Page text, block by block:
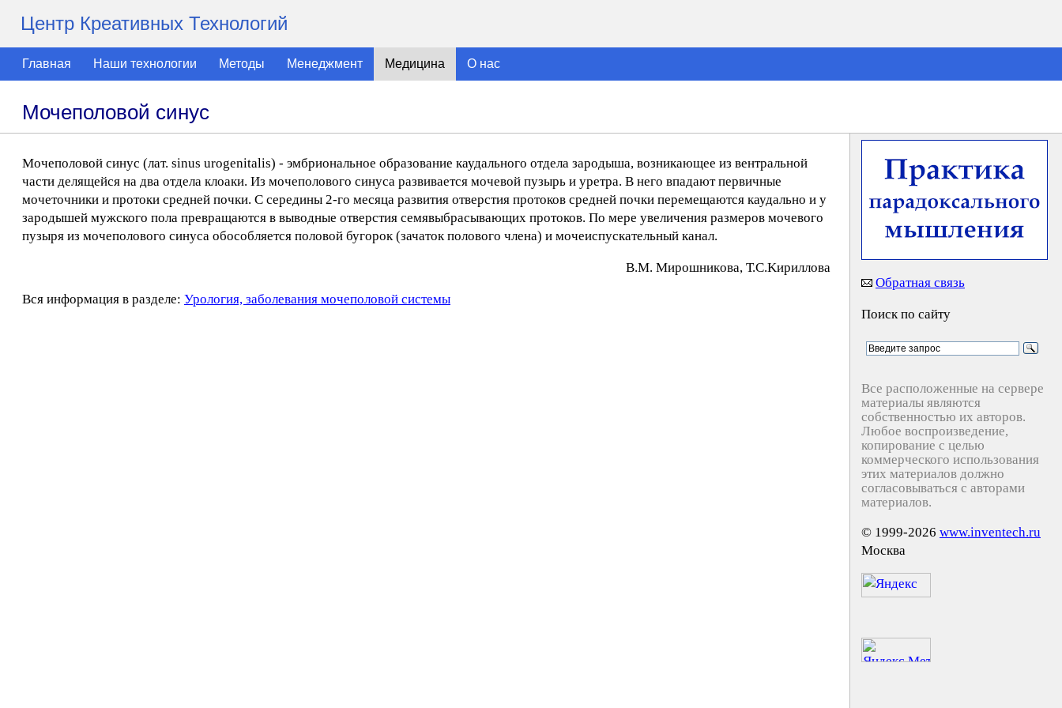
Центр Креативных Технологий
Главная Наши технологии Методы Менеджмент Медицина О нас
Мочеполовой синус
Мочеполовой синус (лат. sinus urogenitalis) - эмбриональное образование каудального отдела зародыша, возникающее из вентральной
части делящейся на два отдела клоаки. Из мочеполового синуса развивается мочевой пузырь и уретра. В него впадают первичные
мочеточники и протоки средней почки. С середины 2-го месяца развития отверстия протоков средней почки перемещаются каудально и у
зародышей мужского пола превращаются в выводные отверстия семявыбрасывающих протоков. По мере увеличения размеров мочевого
пузыря из мочеполового синуса обособляется половой бугорок (зачаток полового члена) и мочеиспускательный канал.
В.М. Mиpoшникoвa, Т.С.Kиpиллoвa
Вся информация в разделе: Урология, заболевания мочеполовой системы
Обратная связь
Поиск по сайту
Все расположенные на сервере
материалы являются
собственностью их авторов.
Любое воспроизведение,
копирование с целью
коммерческого использования
этих материалов должно
согласовываться с авторами
материалов.
© 1999-2026 www.inventech.ru
Москва